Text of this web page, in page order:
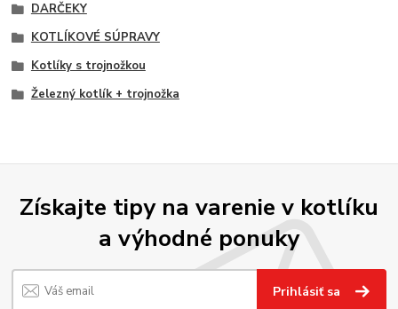
DARČEKY
KOTLÍKOVÉ SÚPRAVY
Kotlíky s trojnožkou
Železný kotlík + trojnožka
Získajte tipy na varenie v kotlíku
a výhodné ponuky
Prihlásiť sa